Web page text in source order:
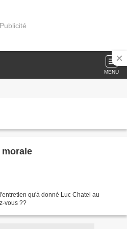
Publicité
MENU
morale
qu'à donné Luc Chatel au
vous ??